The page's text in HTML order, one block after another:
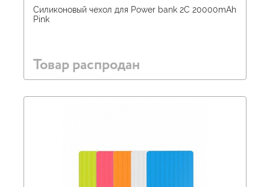
Силиконовый чехол для Power bank 2С 20000mAh
Pink
Товар распродан